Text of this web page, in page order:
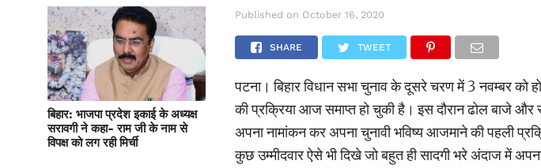
बिहार: भाजपा प्रदेश इकाई के अध्यक्ष
सरावगी ने कहा- राम जी के नाम से
विपक्ष को लग रही मिर्ची
Published on October 16, 2020
SHARE TWEET
पटना। बिहार विधान सभा चुनाव के दूसरे चरण में 3 नवम्बर को
की प्रक्रिया आज समाप्त हो चुकी है। इस दौरान ढोल बाजे और
अपना नामांकन कर अपना चुनावी भविष्य आजमाने की पहली
कुछ उम्मीदवार ऐसे भी दिखे जो बहुत ही सादगी भरे अंदाज में